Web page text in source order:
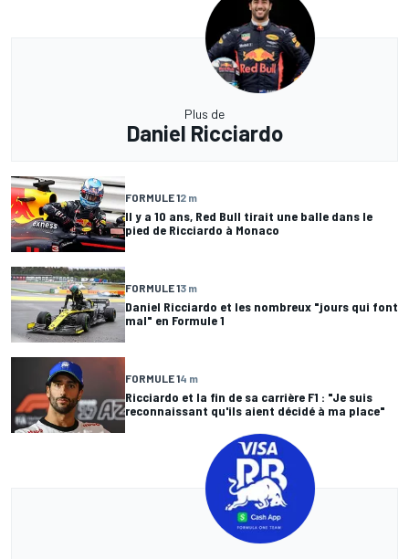
Plus de
Daniel Ricciardo
FORMULE 12 m
Il y a 10 ans, Red Bull tirait une balle dans le
pied de Ricciardo à Monaco
FORMULE 13 m
Daniel Ricciardo et les nombreux "jours qui font
mal" en Formule 1
FORMULE 14 m
Ricciardo et la fin de sa carrière F1 : "Je suis
reconnaissant qu'ils aient décidé à ma place"